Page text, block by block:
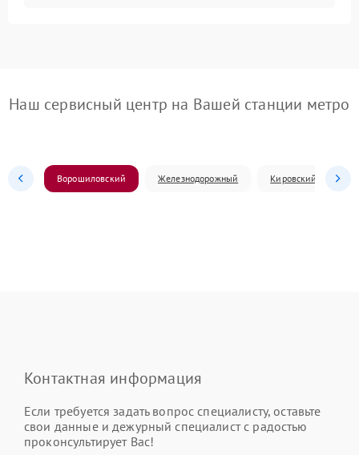
Наш сервисный центр на Вашей станции метро
Ворошиловский Железнодорожный Кировский
Контактная информация
Если требуется задать вопрос специалисту, оставьте
свои данные и дежурный специалист с радостью
проконсультирует Вас!